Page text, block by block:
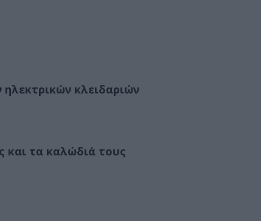
κλειδαριών
και τα καλώδιά τους